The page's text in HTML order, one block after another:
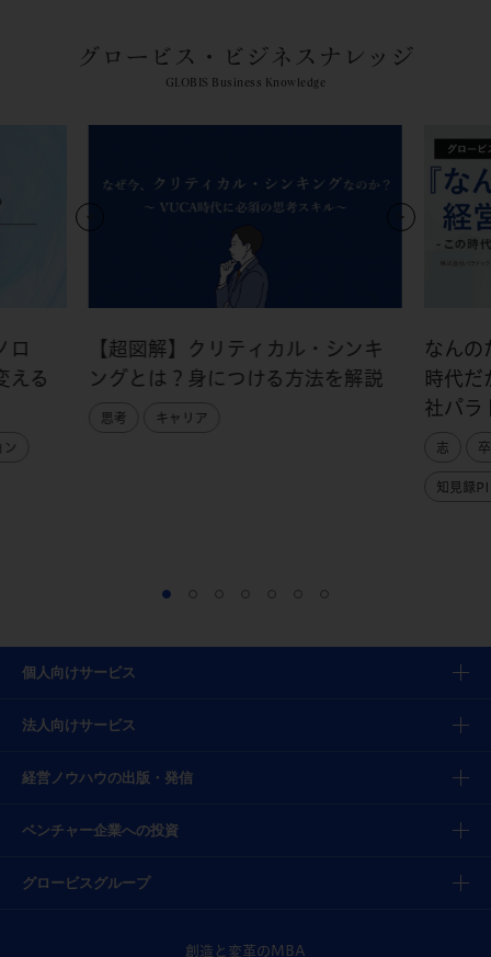
グロービス・ビジネスナレッジ
GLOBIS Business Knowledge
ロ
える
ン
【超図解】クリティカル・シンキ
ングとは？身につける方法を解説
思考 キャリア
なんの
時代だ
社パラ
志
知見録
個人向けサービス
法人向けサービス
経営ノウハウの出版・発信
ベンチャー企業への投資
グロービスグループ
創造と変革のMBA